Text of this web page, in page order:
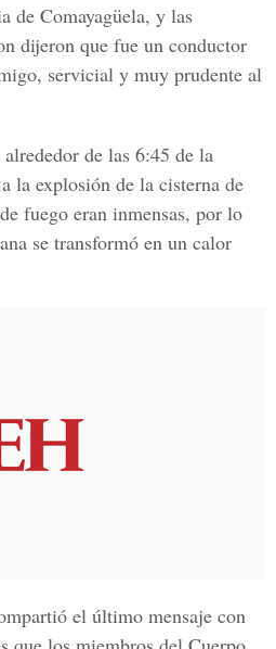
de Comayagüela, y las
dijeron que fue un conductor
servicial y muy prudente al
de las 6:45 de la
la explosión de la cisterna de
fuego eran inmensas, por lo
se transformó en un calor
el último mensaje con